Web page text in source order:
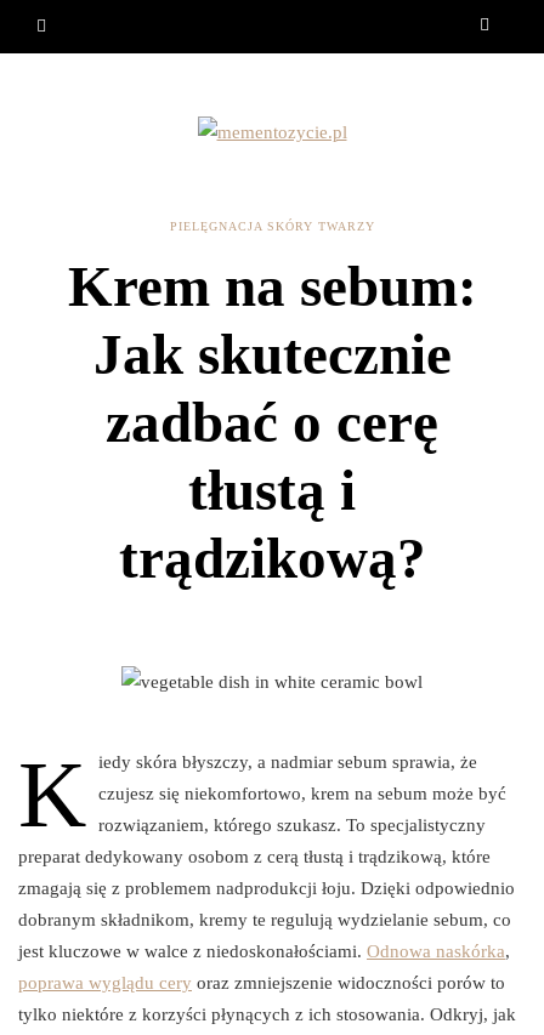
PIELĘGNACJA SKÓRY TWARZY
Krem na sebum:
Jak skutecznie
zadbać o cerę
tłustą i
trądzikową?
K
iedy skóra błyszczy, a nadmiar sebum sprawia, że
czujesz się niekomfortowo, krem na sebum może być
rozwiązaniem, którego szukasz. To specjalistyczny
preparat dedykowany osobom z cerą tłustą i trądzikową, które
zmagają się z problemem nadprodukcji łoju. Dzięki odpowiednio
dobranym składnikom, kremy te regulują wydzielanie sebum, co
jest kluczowe w walce z niedoskonałościami. Odnowa naskórka,
poprawa wyglądu cery oraz zmniejszenie widoczności porów to
tylko niektóre z korzyści płynących z ich stosowania. Odkryj, jak